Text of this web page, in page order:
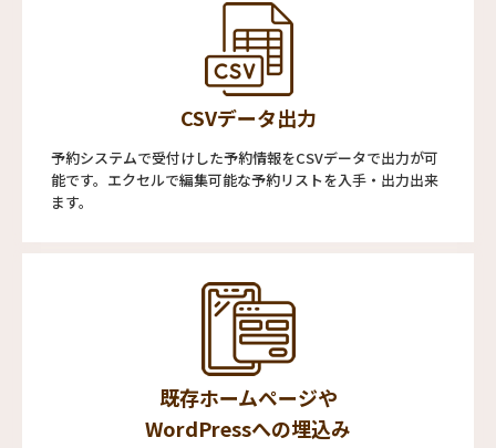
CSVデータ出力
予約システムで受付けした予約情報をCSVデータで出力が可
能です。エクセルで編集可能な予約リストを入手・出力出来
ます。
既存ホームページや
WordPressへの埋込み